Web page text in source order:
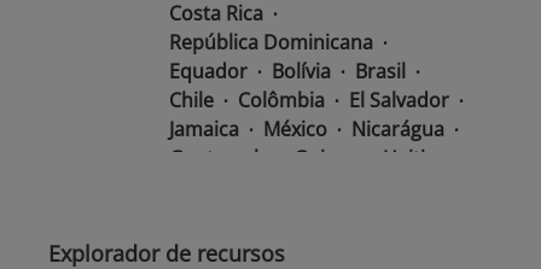
Costa Rica
República Dominicana
Equador
Bolívia
Brasil
Chile
Colômbia
El Salvador
Jamaica
México
Nicarágua
Guatemala
Guiana
Haiti
Paraguai
Peru
Explorador de recursos